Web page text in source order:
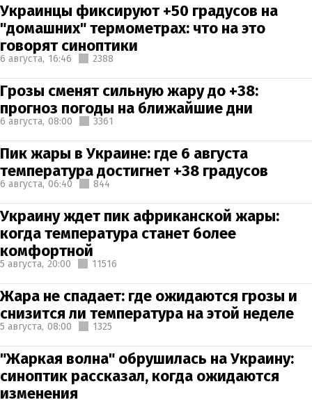
Украинцы фиксируют +50 градусов на
"домашних" термометрах: что на это
говорят синоптики
6 августа, 16:46 2388
Грозы сменят сильную жару до +38:
прогноз погоды на ближайшие дни
6 августа, 08:00 3361
Пик жары в Украине: где 6 августа
температура достигнет +38 градусов
6 августа, 06:40 844
Украину ждет пик африканской жары:
когда температура станет более
комфортной
5 августа, 20:00 11516
Жара не спадает: где ожидаются грозы и
снизится ли температура на этой неделе
5 августа, 08:00 1325
"Жаркая волна" обрушилась на Украину:
синоптик рассказал, когда ожидаются
изменения